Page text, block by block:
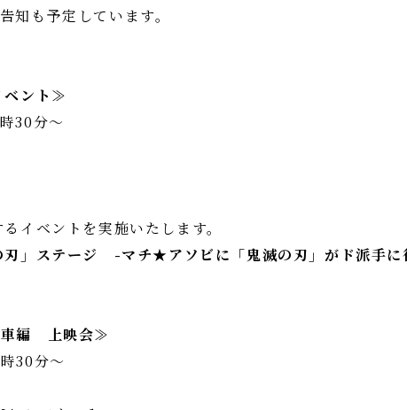
知も予定しています。
ベント≫
30分～
イベントを実施いたします。
刃」ステージ -マチ★アソビに「鬼滅の刃」がド派手
車編 上映会≫
30分～